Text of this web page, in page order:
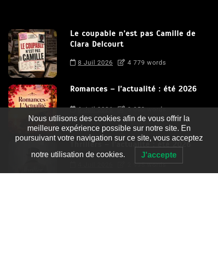
Le coupable n’est pas Camille de
Clara Delcourt
8 Juil 2026 4 779 words
Romances – l’actualité : été 2026
6 Juil 2026 3 052 words
Thrillers – l’actualité : été 2026
2 995 words
Nous utilisons des cookies afin de vous offrir la
meilleure expérience possible sur notre site. En
poursuivant votre navigation sur ce site, vous acceptez
notre utilisation de cookies. J'accepte